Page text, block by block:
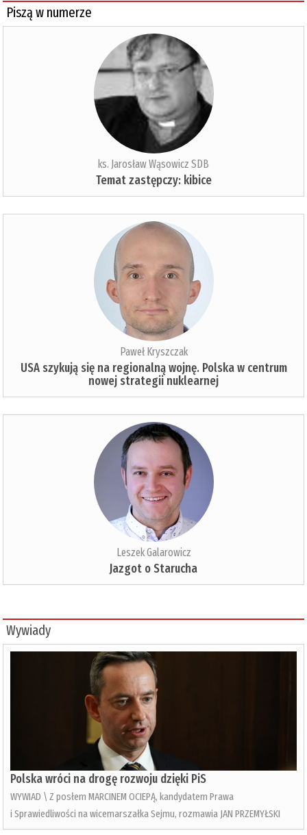
Piszą w numerze
ks. Jarosław Wąsowicz SDB
Temat zastępczy: kibice
Paweł Kryszczak
USA szykują się na regionalną wojnę. Polska w centrum
nowej strategii nuklearnej
Leszek Galarowicz
Jazgot o Starucha
Wywiady
Polska wróci na drogę rozwoju dzięki PiS
WYWIAD \ Z posłem MARCINEM OCIEPĄ, kandydatem Prawa
i Sprawiedliwości na wicemarszałka Sejmu, rozmawia JAN PRZEMYŁSKI